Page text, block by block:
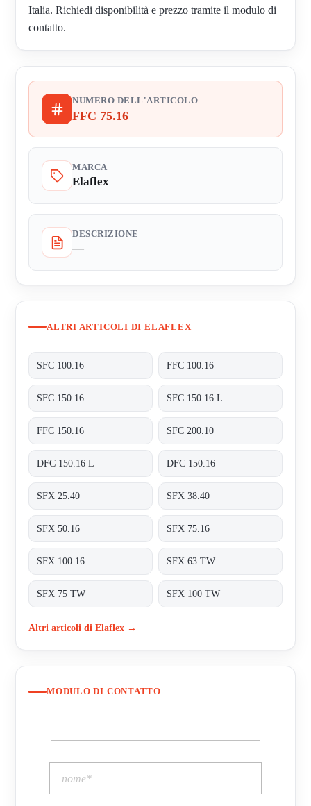
Italia. Richiedi disponibilità e prezzo tramite il modulo di
contatto.
NUMERO DELL'ARTICOLO
FFC 75.16
MARCA
Elaflex
DESCRIZIONE
—
ALTRI ARTICOLI DI ELAFLEX
SFC 100.16 FFC 100.16
SFC 150.16 SFC 150.16 L
FFC 150.16 SFC 200.10
DFC 150.16 L DFC 150.16
SFX 25.40 SFX 38.40
SFX 50.16 SFX 75.16
SFX 100.16 SFX 63 TW
SFX 75 TW SFX 100 TW
Altri articoli di Elaflex →
MODULO DI CONTATTO